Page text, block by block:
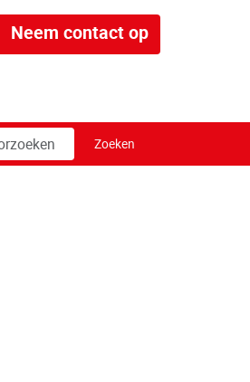
Neem contact op
Zoeken